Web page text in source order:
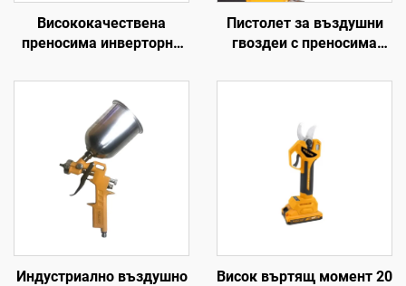
Висококачествена
преносима инверторна
50V, високочестотна
домашна заваръчна
машина с цифров
дисплей LCD
Пистолет за въздушни
гвоздеи с преносима
мощност ръчен пистолет
Индустриално въздушно
Висок въртящ момент 20